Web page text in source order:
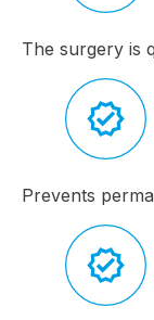
The surgery is
Prevents